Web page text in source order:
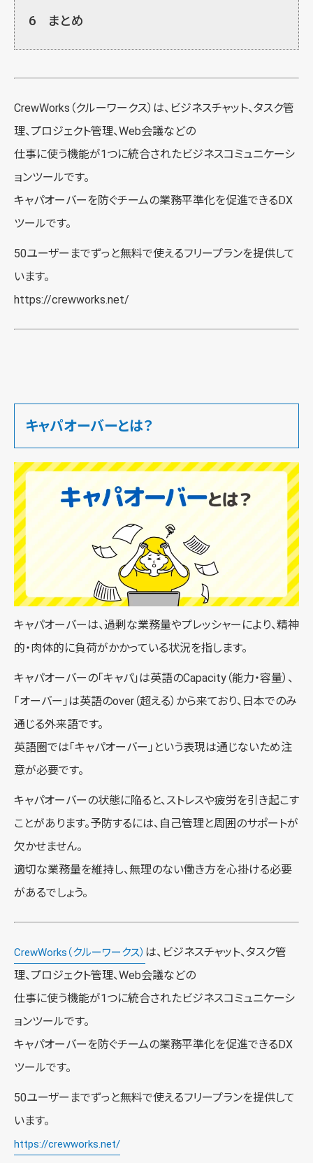
6 まとめ
CrewWorks（クルーワークス） は、ビジネスチャット、タスク管
理、プロジェクト管理、Web会議などの
仕事に使う機能が1つに統合されたビジネスコミュニケーシ
ョンツールです。
キャパオーバーを防ぐチームの業務平準化を促進できるDX
ツールです。
50ユーザーまでずっと無料で使えるフリープランを提供して
います。
https://crewworks.net/
キャパオーバーとは？
キャパオーバーは、過剰な業務量やプレッシャーにより、精神
的・肉体的に負荷がかかっている状況を指します。
キャパオーバーの「キャパ」は英語のCapacity（能力・容量）、
「オーバー」は英語のover（超える）から来ており、日本でのみ
通じる外来語です。
英語圏では「キャパオーバー」という表現は通じないため注
意が必要です。
キャパオーバーの状態に陥ると、ストレスや疲労を引き起こす
ことがあります。予防するには、自己管理と周囲のサポートが
欠かせません。
適切な業務量を維持し、無理のない働き方を心掛ける必要
があるでしょう。
CrewWorks（クルーワークス） は、ビジネスチャット、タスク管
理、プロジェクト管理、Web会議などの
仕事に使う機能が1つに統合されたビジネスコミュニケーシ
ョンツールです。
キャパオーバーを防ぐチームの業務平準化を促進できるDX
ツールです。
50ユーザーまでずっと無料で使えるフリープランを提供して
います。
https://crewworks.net/